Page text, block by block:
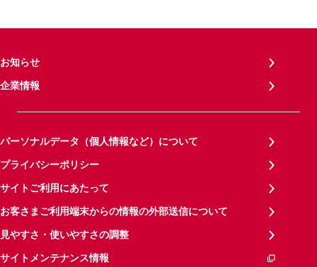
お知らせ
企業情報
パーソナルデータ（個人情報など）について
プライバシーポリシー
サイトご利用にあたって
お客さまご利用端末からの情報の外部送信について
見やすさ・使いやすさの調整
サイトメンテナンス情報